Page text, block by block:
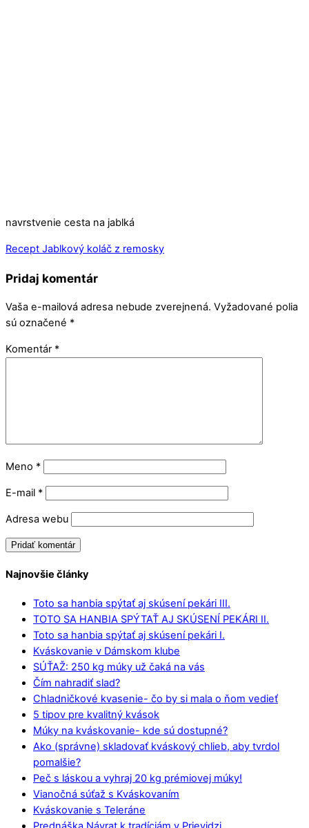
navrstvenie cesta na jablká
Recept Jablkový koláč z remosky
Pridaj komentár
Vaša e-mailová adresa nebude zverejnená. Vyžadované polia
sú označené *
Komentár *
Meno *
E-mail *
Adresa webu
Najnovšie články
Toto sa hanbia spýtať aj skúsení pekári III.
TOTO SA HANBIA SPÝTAŤ AJ SKÚSENÍ PEKÁRI II.
Toto sa hanbia spýtať aj skúsení pekári I.
Kváskovanie v Dámskom klube
SÚŤAŽ: 250 kg múky už čaká na vás
Čím nahradiť slad?
Chladničkové kvasenie- čo by si mala o ňom vedieť
5 tipov pre kvalitný kvások
Múky na kváskovanie- kde sú dostupné?
Ako (správne) skladovať kváskový chlieb, aby tvrdol
pomalšie?
Peč s láskou a vyhraj 20 kg prémiovej múky!
Vianočná súťaž s Kváskovaním
Kváskovanie s Teleráne